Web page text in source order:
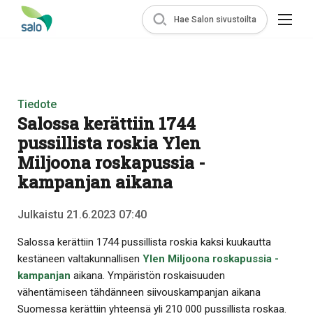
Hae Salon sivustoilta
Tiedote
Salossa kerättiin 1744
pussillista roskia Ylen
Miljoona roskapussia -
kampanjan aikana
Julkaistu 21.6.2023 07:40
Salossa kerättiin 1744 pussillista roskia kaksi kuukautta
kestäneen valtakunnallisen Ylen Miljoona roskapussia -
kampanjan aikana. Ympäristön roskaisuuden
vähentämiseen tähdänneen siivouskampanjan aikana
Suomessa kerättiin yhteensä yli 210 000 pussillista roskaa.